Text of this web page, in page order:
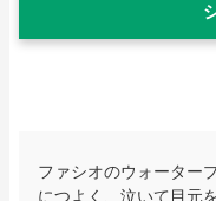
ファシオのウォーター
につよく、泣いて目元